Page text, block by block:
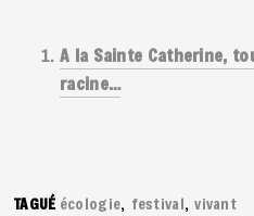
A la Sainte Catherine,
racine…
TAGUÉ écologie festival vivant